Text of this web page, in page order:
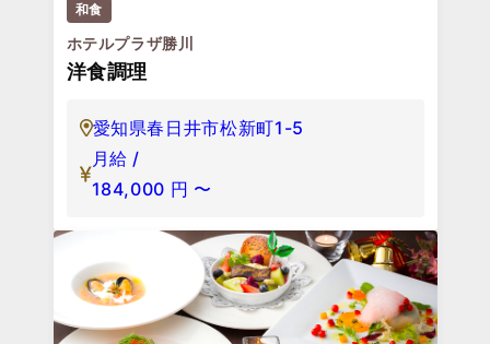
和食
ホテルプラザ勝川
洋食調理
愛知県春日井市松新町1-5
月給 /
184,000 円 〜